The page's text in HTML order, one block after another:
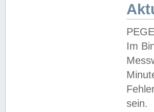
Im
sein.